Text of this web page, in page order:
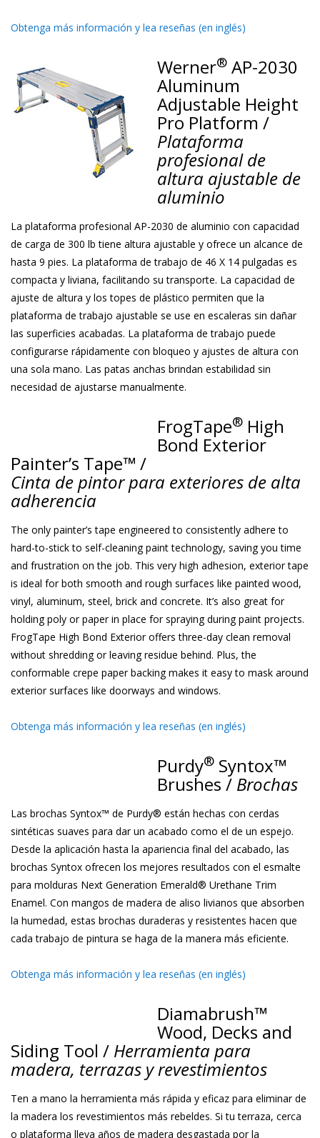
Obtenga más información y lea reseñas (en inglés)
Werner® AP-2030
Aluminum
Adjustable Height
Pro Platform /
Plataforma
profesional de
altura ajustable de
aluminio
La plataforma profesional AP-2030 de aluminio con capacidad
de carga de 300 lb tiene altura ajustable y ofrece un alcance de
hasta 9 pies. La plataforma de trabajo de 46 X 14 pulgadas es
compacta y liviana, facilitando su transporte. La capacidad de
ajuste de altura y los topes de plástico permiten que la
plataforma de trabajo ajustable se use en escaleras sin dañar
las superficies acabadas. La plataforma de trabajo puede
configurarse rápidamente con bloqueo y ajustes de altura con
una sola mano. Las patas anchas brindan estabilidad sin
necesidad de ajustarse manualmente.
FrogTape® High
Bond Exterior
Painter’s Tape™ /
Cinta de pintor para exteriores de alta
adherencia
The only painter’s tape engineered to consistently adhere to
hard-to-stick to self-cleaning paint technology, saving you time
and frustration on the job. This very high adhesion, exterior tape
is ideal for both smooth and rough surfaces like painted wood,
vinyl, aluminum, steel, brick and concrete. It’s also great for
holding poly or paper in place for spraying during paint projects.
FrogTape High Bond Exterior offers three-day clean removal
without shredding or leaving residue behind. Plus, the
conformable crepe paper backing makes it easy to mask around
exterior surfaces like doorways and windows.
Obtenga más información y lea reseñas (en inglés)
Purdy® Syntox™
Brushes / Brochas
Las brochas Syntox™ de Purdy® están hechas con cerdas
sintéticas suaves para dar un acabado como el de un espejo.
Desde la aplicación hasta la apariencia final del acabado, las
brochas Syntox ofrecen los mejores resultados con el esmalte
para molduras Next Generation Emerald® Urethane Trim
Enamel. Con mangos de madera de aliso livianos que absorben
la humedad, estas brochas duraderas y resistentes hacen que
cada trabajo de pintura se haga de la manera más eficiente.
Obtenga más información y lea reseñas (en inglés)
Diamabrush™
Wood, Decks and
Siding Tool / Herramienta para
madera, terrazas y revestimientos
Ten a mano la herramienta más rápida y eficaz para eliminar de
la madera los revestimientos más rebeldes. Si tu terraza, cerca
o plataforma lleva años de madera desgastada por la